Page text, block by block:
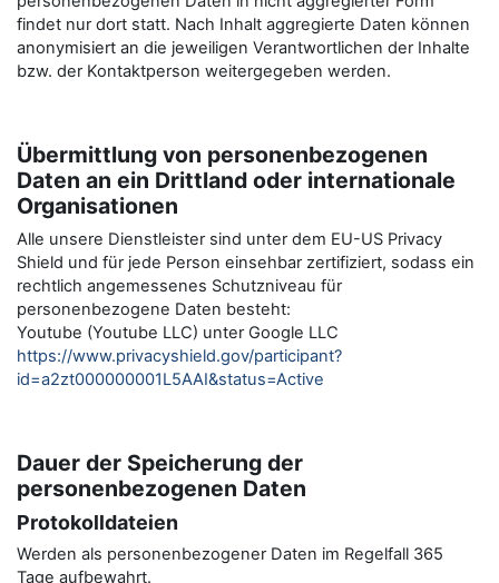
findet nur dort statt. Nach Inhalt aggregierte Daten können
anonymisiert an die jeweiligen Verantwortlichen der Inhalte
bzw. der Kontaktperson weitergegeben werden.
Übermittlung von personenbezogenen
Daten an ein Drittland oder internationale
Organisationen
Alle unsere Dienstleister sind unter dem EU-US Privacy
Shield und für jede Person einsehbar zertifiziert, sodass ein
rechtlich angemessenes Schutzniveau für
personenbezogene Daten besteht:
Youtube (Youtube LLC) unter Google LLC
https://www.privacyshield.gov/participant?
id=a2zt000000001L5AAI&status=Active
Dauer der Speicherung der
personenbezogenen Daten
Protokolldateien
Werden als personenbezogener Daten im Regelfall 365
Tage aufbewahrt.